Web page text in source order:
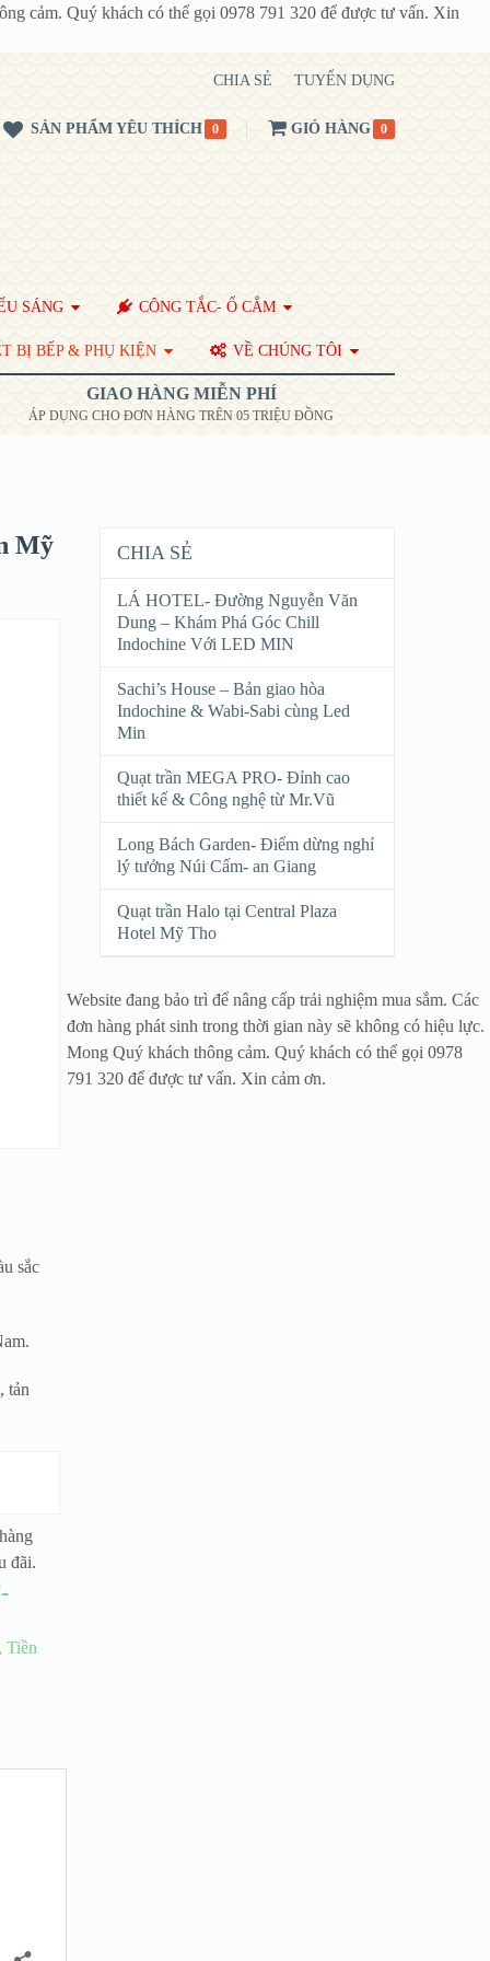
cảm. Quý khách có thể gọi 0978 791 320 để được tư vấn. Xin
CHIA SẺ TUYỂN DỤNG
SẢN PHẨM YÊU THÍCH 0 GIỎ HÀNG 0
SÁNG CÔNG TẮC- Ổ CẮM
BỊ BẾP & PHỤ KIỆN VỀ CHÚNG TÔI
GIAO HÀNG MIỄN PHÍ
ÁP DỤNG CHO ĐƠN HÀNG TRÊN 05 TRIỆU ĐỒNG
Mỹ
sắc
tản
đãi.
Tiền
CHIA SẺ
LÁ HOTEL- Đường Nguyễn Văn
Dung – Khám Phá Góc Chill
Indochine Với LED MIN
Sachi’s House – Bản giao hòa
Indochine & Wabi-Sabi cùng Led
Min
Quạt trần MEGA PRO- Đỉnh cao
thiết kế & Công nghệ từ Mr.Vũ
Long Bách Garden- Điểm dừng nghỉ
lý tưởng Núi Cấm- an Giang
Quạt trần Halo tại Central Plaza
Hotel Mỹ Tho
Website đang bảo trì để nâng cấp trải nghiệm mua sắm. Các
đơn hàng phát sinh trong thời gian này sẽ không có hiệu lực.
Mong Quý khách thông cảm. Quý khách có thể gọi 0978
791 320 để được tư vấn. Xin cảm ơn.